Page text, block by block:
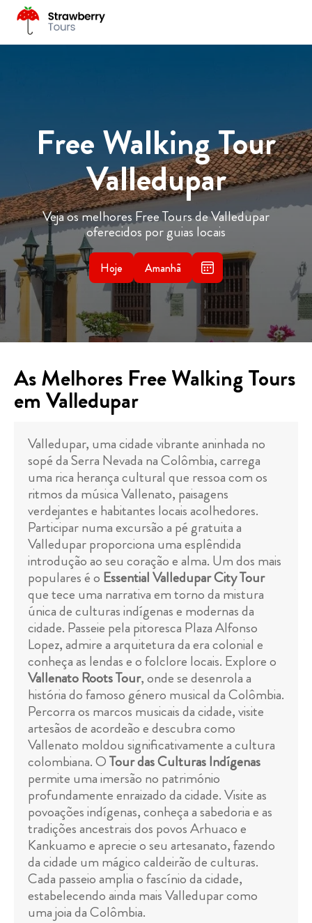
Free Walking Tour
Valledupar
Veja os melhores Free Tours de Valledupar
oferecidos por guias locais
Hoje Amanhã
As Melhores Free Walking Tours
em Valledupar
Valledupar, uma cidade vibrante aninhada no
sopé da Serra Nevada na Colômbia, carrega
uma rica herança cultural que ressoa com os
ritmos da música Vallenato, paisagens
verdejantes e habitantes locais acolhedores.
Participar numa excursão a pé gratuita a
Valledupar proporciona uma esplêndida
introdução ao seu coração e alma. Um dos mais
populares é o Essential Valledupar City Tour
que tece uma narrativa em torno da mistura
única de culturas indígenas e modernas da
cidade. Passeie pela pitoresca Plaza Alfonso
Lopez, admire a arquitetura da era colonial e
conheça as lendas e o folclore locais. Explore o
Vallenato Roots Tour, onde se desenrola a
história do famoso género musical da Colômbia.
Percorra os marcos musicais da cidade, visite
artesãos de acordeão e descubra como
Vallenato moldou significativamente a cultura
colombiana. OTour das Culturas Indígenas
permite uma imersão no património
profundamente enraizado da cidade. Visite as
povoações indígenas, conheça a sabedoria e as
tradições ancestrais dos povos Arhuaco e
Kankuamo e aprecie o seu artesanato, fazendo
da cidade um mágico caldeirão de culturas.
Cada passeio amplia o fascínio da cidade,
estabelecendo ainda mais Valledupar como
uma joia da Colômbia.